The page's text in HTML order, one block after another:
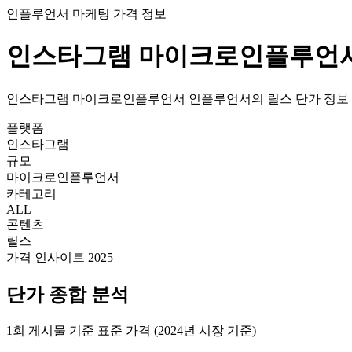
인플루언서 마케팅 가격 정보
인스타그램 마이크로인플루언
인스타그램 마이크로인플루언서 인플루언서의 릴스 단가 정보
플랫폼
인스타그램
규모
마이크로인플루언서
카테고리
ALL
콘텐츠
릴스
가격 인사이트 2025
단가종합 분석
1회 게시물 기준 표준 가격 (2024년 시장 기준)